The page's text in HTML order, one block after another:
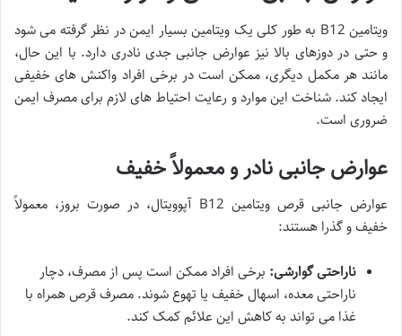
ویتامین B12 به طور کلی یک ویتامین بسیار ایمن در نظر گرفته می شود
و حتی در دوزهای بالا نیز عوارض جانبی جدی نادری دارد. با این حال،
مانند هر مکمل دیگری، ممکن است در برخی افراد واکنش های خفیفی
ایجاد کند. شناخت این موارد و رعایت احتیاط های لازم برای مصرف ایمن
ضروری است.
عوارض جانبی نادر و معمولاً خفیف
عوارض جانبی قرص ویتامین B12 آپوویتال، در صورت بروز، معمولاً
خفیف و گذرا هستند:
ناراحتی گوارشی: برخی افراد ممکن است پس از مصرف، دچار
ناراحتی معده، اسهال خفیف یا تهوع شوند. مصرف قرص همراه با
غذا می تواند به کاهش این علائم کمک کند.